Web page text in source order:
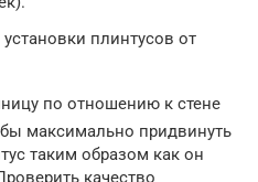
плинтусов от
по отношению к стене
максимально придвинуть
таким образом как он
качество